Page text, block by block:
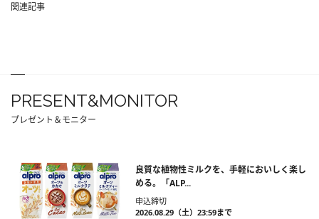
関連記事
PRESENT&MONITOR
プレゼント＆モニター
良質な植物性ミルクを、手軽においしく楽し
める。「ALP...
申込締切
2026.08.29（土）23:59まで